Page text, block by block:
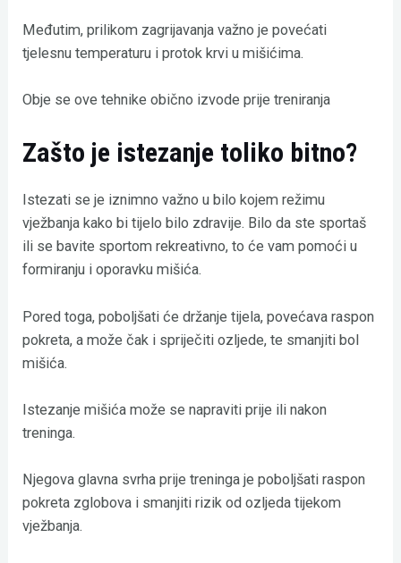
Međutim, prilikom zagrijavanja važno je povećati
tjelesnu temperaturu i protok krvi u mišićima.
Obje se ove tehnike obično izvode prije treniranja
Zašto je istezanje toliko bitno?
Istezati se je iznimno važno u bilo kojem režimu
vježbanja kako bi tijelo bilo zdravije. Bilo da ste sportaš
ili se bavite sportom rekreativno, to će vam pomoći u
formiranju i oporavku mišića.
Pored toga, poboljšati će držanje tijela, povećava raspon
pokreta, a može čak i spriječiti ozljede, te smanjiti bol
mišića.
Istezanje mišića može se napraviti prije ili nakon
treninga.
Njegova glavna svrha prije treninga je poboljšati raspon
pokreta zglobova i smanjiti rizik od ozljeda tijekom
vježbanja.